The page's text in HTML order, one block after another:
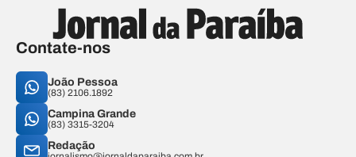
Contate-nos
João Pessoa
(83) 2106.1892
Campina Grande
(83) 3315-3204
Redação